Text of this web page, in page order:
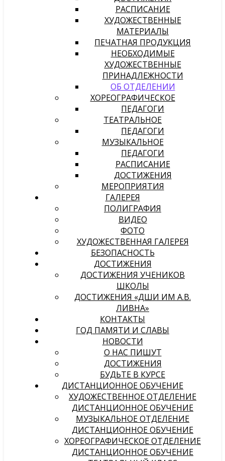
РАСПИСАНИЕ
ХУДОЖЕСТВЕННЫЕ
МАТЕРИАЛЫ
ПЕЧАТНАЯ ПРОДУКЦИЯ
НЕОБХОДИМЫЕ
ХУДОЖЕСТВЕННЫЕ
ПРИНАДЛЕЖНОСТИ
ОБ ОТДЕЛЕНИИ
ХОРЕОГРАФИЧЕСКОЕ
ПЕДАГОГИ
ТЕАТРАЛЬНОЕ
ПЕДАГОГИ
МУЗЫКАЛЬНОЕ
ПЕДАГОГИ
РАСПИСАНИЕ
ДОСТИЖЕНИЯ
МЕРОПРИЯТИЯ
ГАЛЕРЕЯ
ПОЛИГРАФИЯ
ВИДЕО
ФОТО
ХУДОЖЕСТВЕННАЯ ГАЛЕРЕЯ
БЕЗОПАСНОСТЬ
ДОСТИЖЕНИЯ
ДОСТИЖЕНИЯ УЧЕНИКОВ
ШКОЛЫ
ДОСТИЖЕНИЯ «ДШИ ИМ А.В.
ЛИВНА»
КОНТАКТЫ
ГОД ПАМЯТИ И СЛАВЫ
НОВОСТИ
О НАС ПИШУТ
ДОСТИЖЕНИЯ
БУДЬТЕ В КУРСЕ
ДИСТАНЦИОННОЕ ОБУЧЕНИЕ
ХУДОЖЕСТВЕННОЕ ОТДЕЛЕНИЕ
ДИСТАНЦИОННОЕ ОБУЧЕНИЕ
МУЗЫКАЛЬНОЕ ОТДЕЛЕНИЕ
ДИСТАНЦИОННОЕ ОБУЧЕНИЕ
ХОРЕОГРАФИЧЕСКОЕ ОТДЕЛЕНИЕ
ДИСТАНЦИОННОЕ ОБУЧЕНИЕ